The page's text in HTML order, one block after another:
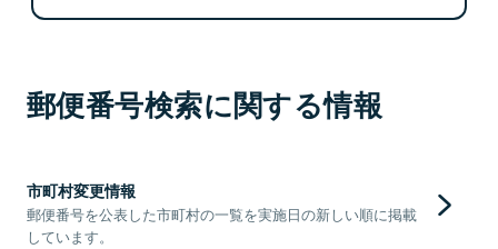
郵便番号検索に関する情報
市町村変更情報
郵便番号を公表した市町村の一覧を実施日の新しい順に掲載
しています。